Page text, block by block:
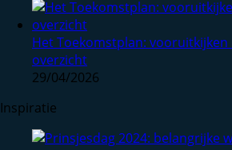
Het Toekomstplan:
overzicht
29/04/2026
Inspiratie